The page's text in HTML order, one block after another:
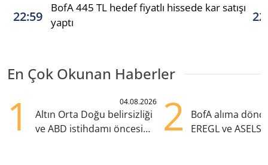
22:59
BofA 445 TL hedef fiyatlı hissede kar satışı
yaptı
En Çok Okunan Haberler
1 04.08.2026
Altın Orta Doğu belirsizliği
ve ABD istihdamı öncesi
2
BofA alıma
EREGL ve ASELS